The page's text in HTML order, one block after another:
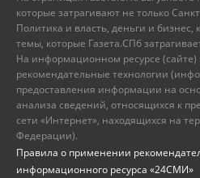
которые затрагивают не только
Политика и власть, деньги и бизнес,
темы, которые Газета.СПб
На информационном ресурсе
рекомендательные технологии
предоставления информации на
анализа сведений, относящихся к
сети «Интернет», находящихся на
Федерации).
Правила о применении
информационного ресурса «24СМИ»